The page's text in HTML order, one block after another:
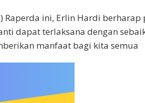
Raperda ini, Erlin Hardi berharap
dapat terlaksana dengan
manfaat bagi kita semua